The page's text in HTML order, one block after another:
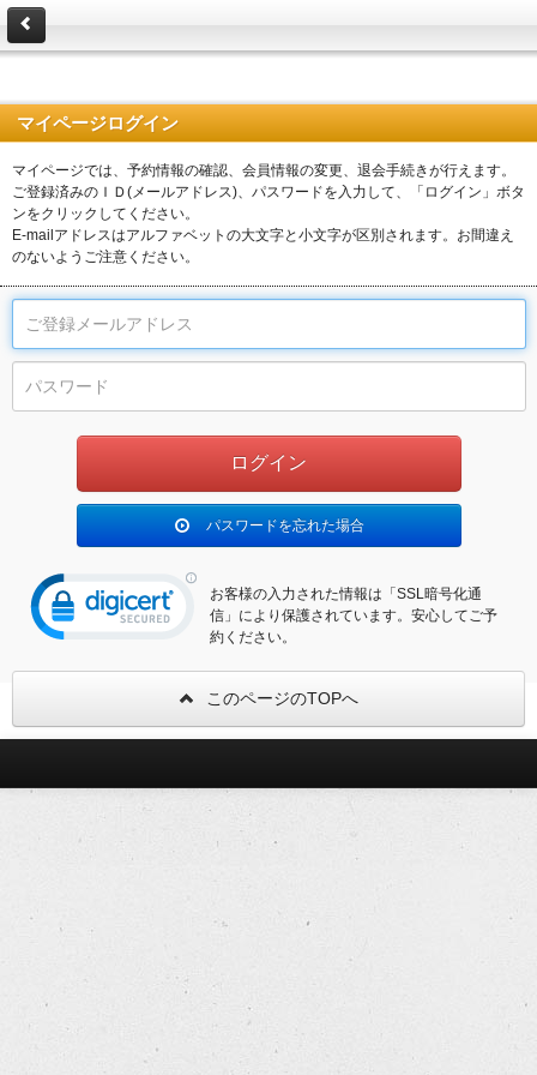
マイページログイン
マイページでは、予約情報の確認、会員情報の変更、退会手続きが行えます。
ご登録済みのＩＤ(メールアドレス)、パスワードを入力して、「ログイン」ボタ
ンをクリックしてください。
E-mailアドレスはアルファベットの大文字と小文字が区別されます。お間違え
のないようご注意ください。
パスワードを忘れた場合
お客様の入力された情報は「SSL暗号化通
信」により保護されています。安心してご予
約ください。
このページのTOPへ